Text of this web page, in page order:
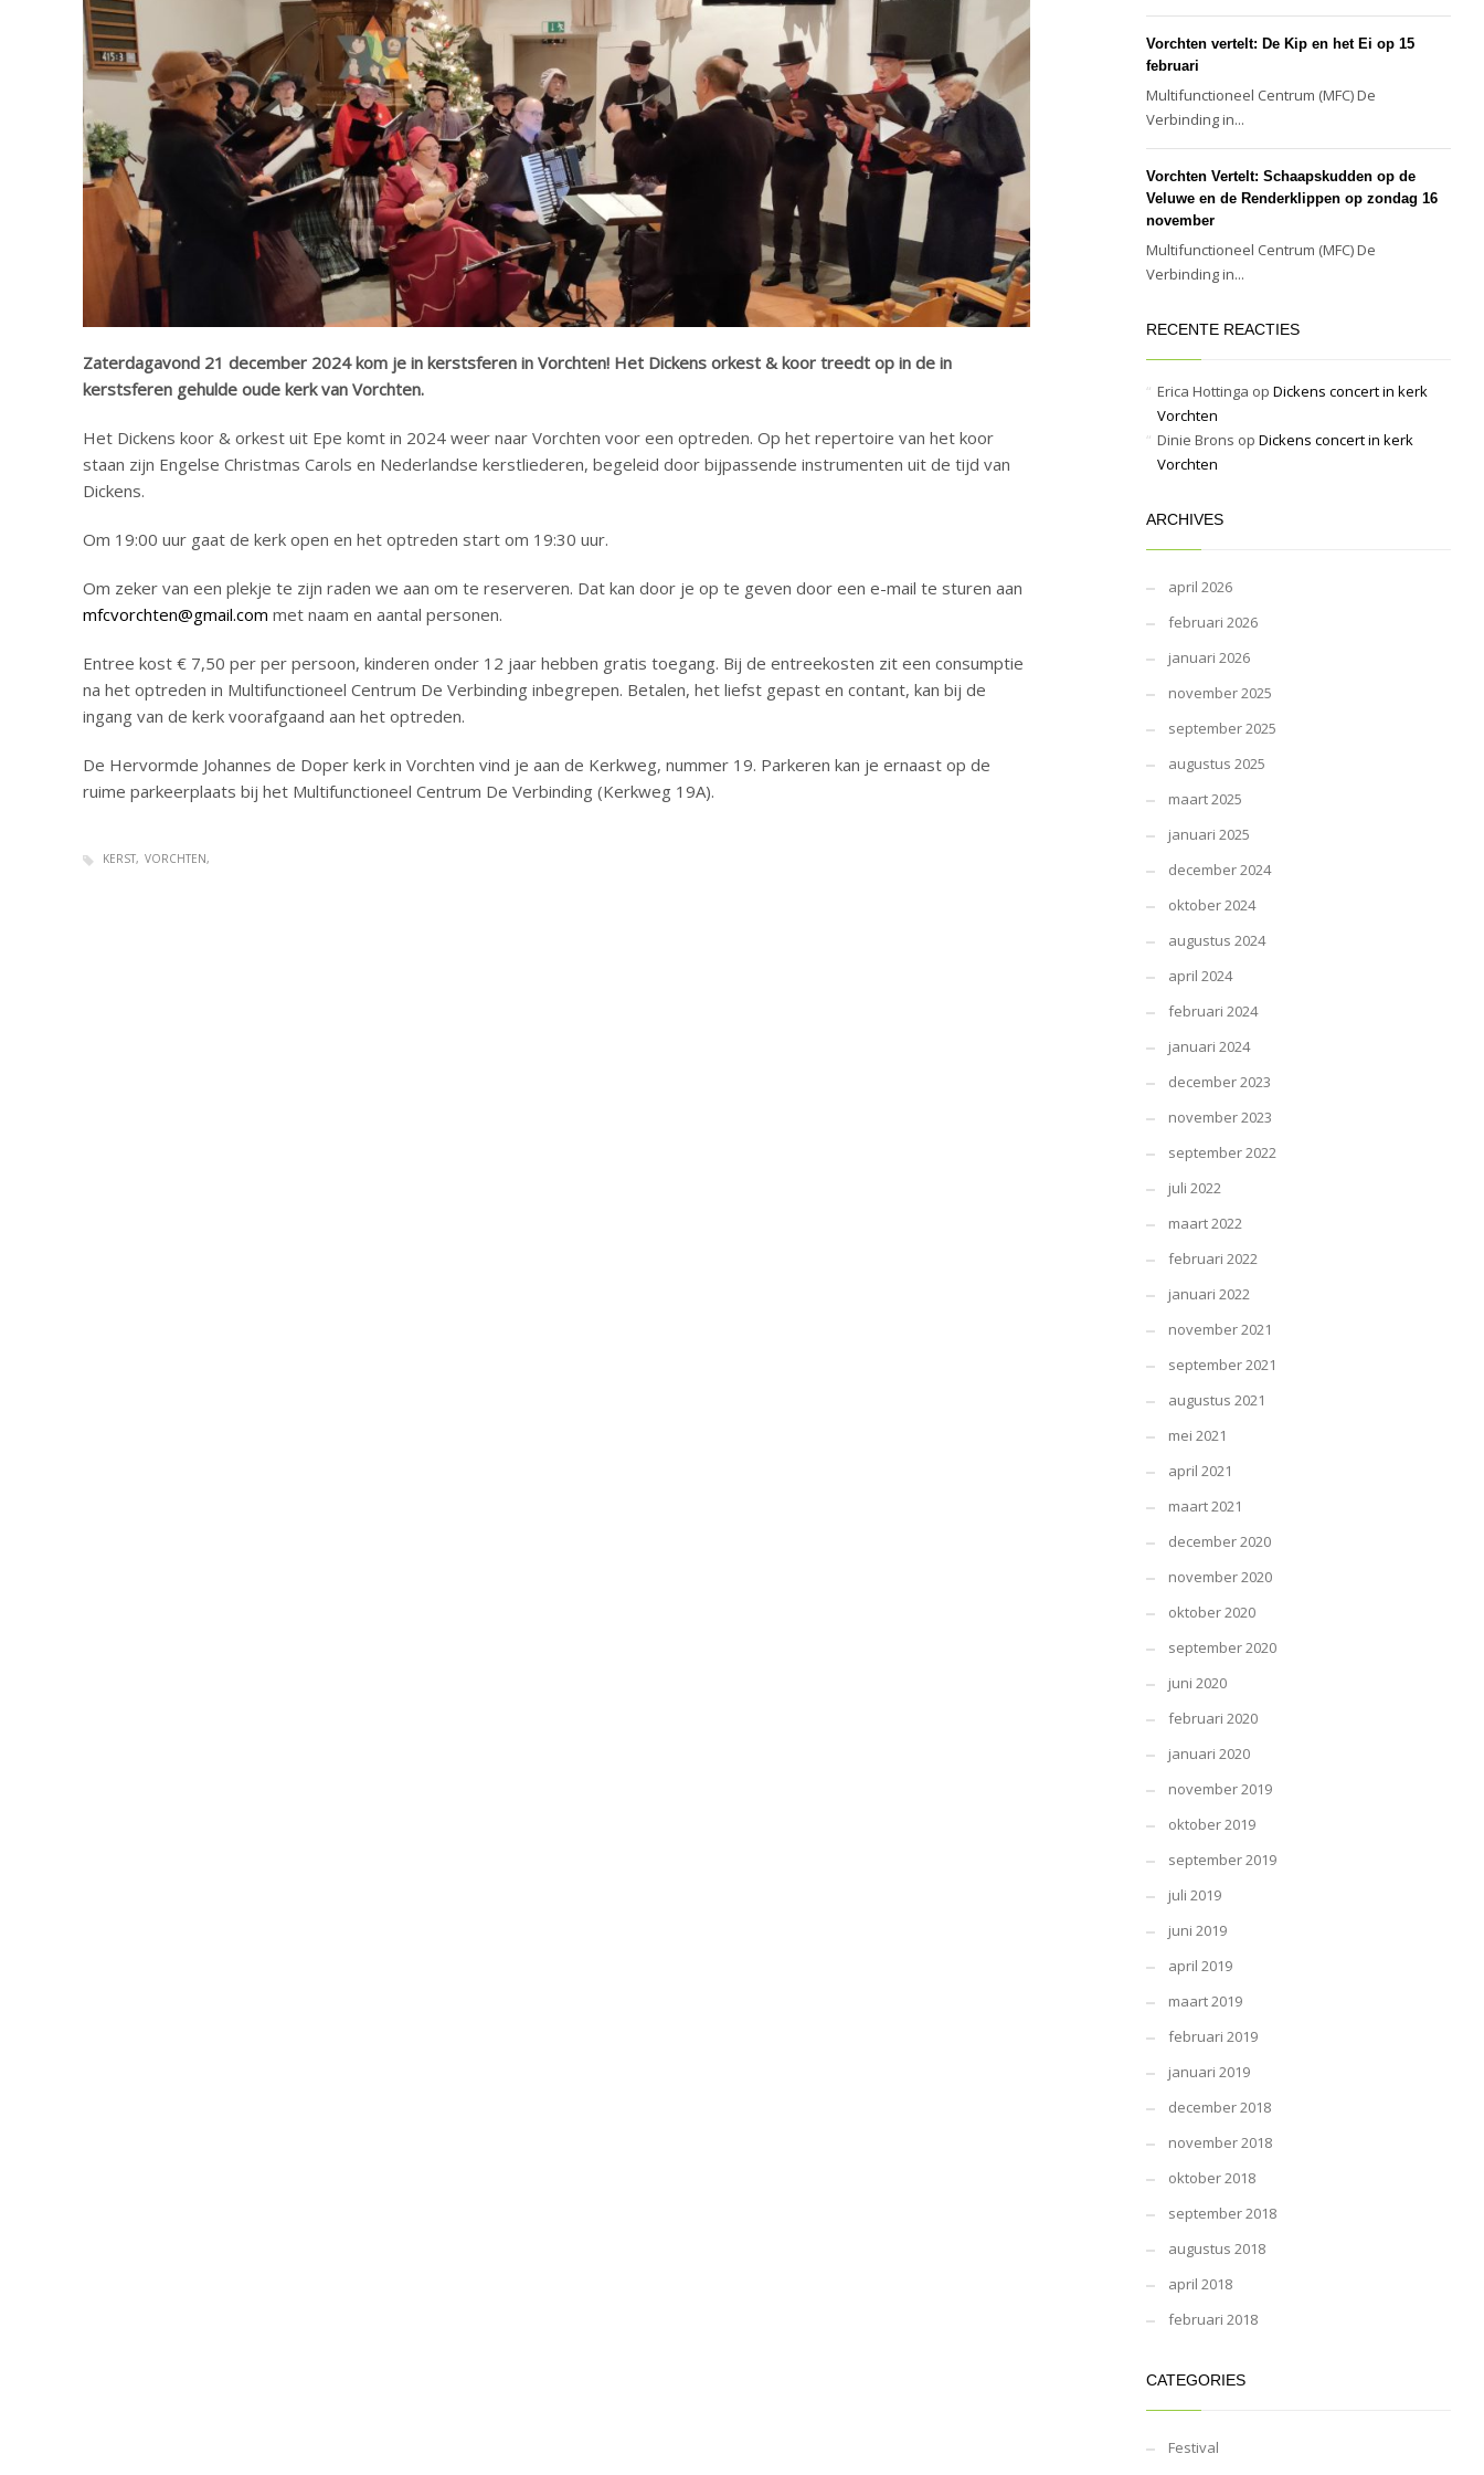
Zaterdagavond 21 december 2024 kom je in kerstsferen in Vorchten! Het Dickens orkest & koor treedt op in de in
kerstsferen gehulde oude kerk van Vorchten.
Het Dickens koor & orkest uit Epe komt in 2024 weer naar Vorchten voor een optreden. Op het repertoire van het koor
staan zijn Engelse Christmas Carols en Nederlandse kerstliederen, begeleid door bijpassende instrumenten uit de tijd van
Dickens.
Om 19:00 uur gaat de kerk open en het optreden start om 19:30 uur.
Om zeker van een plekje te zijn raden we aan om te reserveren. Dat kan door je op te geven door een e-mail te sturen aan
mfcvorchten@gmail.com met naam en aantal personen.
Entree kost € 7,50 per per persoon, kinderen onder 12 jaar hebben gratis toegang. Bij de entreekosten zit een consumptie
na het optreden in Multifunctioneel Centrum De Verbinding inbegrepen. Betalen, het liefst gepast en contant, kan bij de
ingang van de kerk voorafgaand aan het optreden.
De Hervormde Johannes de Doper kerk in Vorchten vind je aan de Kerkweg, nummer 19. Parkeren kan je ernaast op de
ruime parkeerplaats bij het Multifunctioneel Centrum De Verbinding (Kerkweg 19A).
KERST VORCHTEN
Vorchten vertelt: De Kip en het Ei op 15
februari
Multifunctioneel Centrum (MFC) De
Verbinding in...
Vorchten Vertelt: Schaapskudden op de
Veluwe en de Renderklippen op zondag 16
november
Multifunctioneel Centrum (MFC) De
Verbinding in...
RECENTE REACTIES
Erica Hottinga op Dickens concert in kerk
Vorchten
Dinie Brons op Dickens concert in kerk
Vorchten
ARCHIVES
april 2026
februari 2026
januari 2026
november 2025
september 2025
augustus 2025
maart 2025
januari 2025
december 2024
oktober 2024
augustus 2024
april 2024
februari 2024
januari 2024
december 2023
november 2023
september 2022
juli 2022
maart 2022
februari 2022
januari 2022
november 2021
september 2021
augustus 2021
mei 2021
april 2021
maart 2021
december 2020
november 2020
oktober 2020
september 2020
juni 2020
februari 2020
januari 2020
november 2019
oktober 2019
september 2019
juli 2019
juni 2019
april 2019
maart 2019
februari 2019
januari 2019
december 2018
november 2018
oktober 2018
september 2018
augustus 2018
april 2018
februari 2018
CATEGORIES
Festival